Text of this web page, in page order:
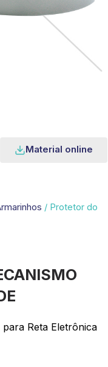
Material online
/ Protetor do
Reta Eletrônica